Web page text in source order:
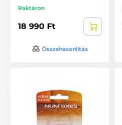
Raktáron
18 990 Ft
Összehasonlítás